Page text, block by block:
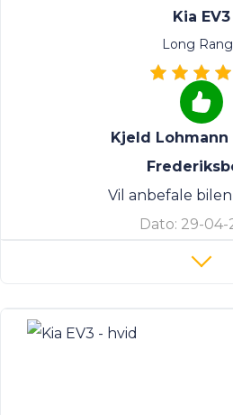
Kia EV3
Long
Kjeld Lohmann
Vil anbefale
Dato: 29-04-